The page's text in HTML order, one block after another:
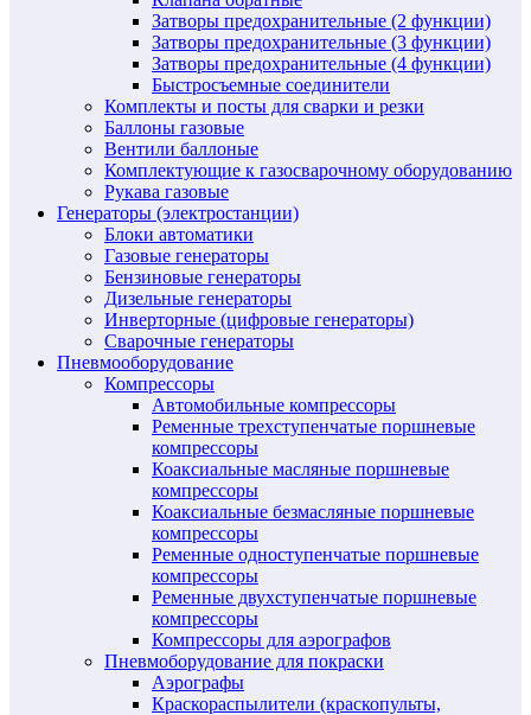
Затворы предохранительные (2 функции)
Затворы предохранительные (3 функции)
Затворы предохранительные (4 функции)
Быстросъемные соединители
Комплекты и посты для сварки и резки
Баллоны газовые
Вентили баллоные
Комплектующие к газосварочному оборудованию
Рукава газовые
Генераторы (электростанции)
Блоки автоматики
Газовые генераторы
Бензиновые генераторы
Дизельные генераторы
Инверторные (цифровые генераторы)
Сварочные генераторы
Пневмооборудование
Компрессоры
Автомобильные компрессоры
Ременные трехступенчатые поршневые
компрессоры
Коаксиальные масляные поршневые
компрессоры
Коаксиальные безмасляные поршневые
компрессоры
Ременные одноступенчатые поршневые
компрессоры
Ременные двухступенчатые поршневые
компрессоры
Компрессоры для аэрографов
Пневмоборудование для покраски
Аэрографы
Краскораспылители (краскопульты,